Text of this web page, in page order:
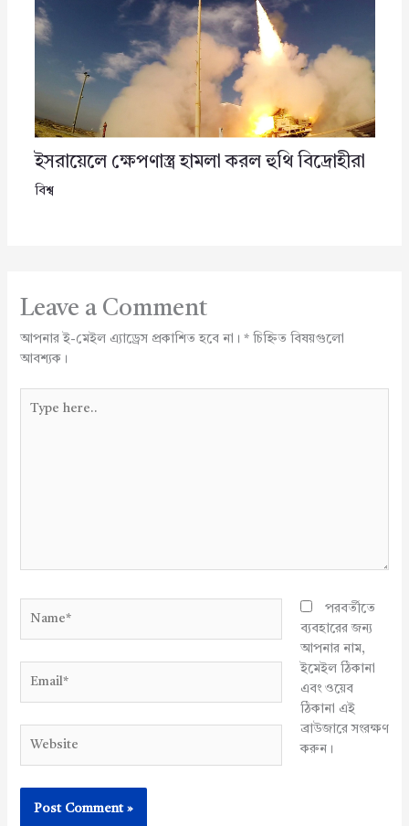
ইসরায়েলে ক্ষেপণাস্ত্র হামলা করল হুথি বিদ্রোহীরা
বিশ্ব
Leave a Comment
আপনার ই-মেইল এ্যাড্রেস প্রকাশিত হবে না। *চিহ্নিত বিষয়গুলো
আবশ্যক।
here..
পরবর্তীতে
ব্যবহারের জন্য
আপনার নাম,
ইমেইল ঠিকানা
এবং ওয়েব
ঠিকানা এই
ব্রাউজারে সংরক্ষণ
করুন।